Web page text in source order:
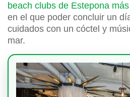
beach clubs de Estepona
en el que poder concluir un
cuidados con un cóctel y
mar.